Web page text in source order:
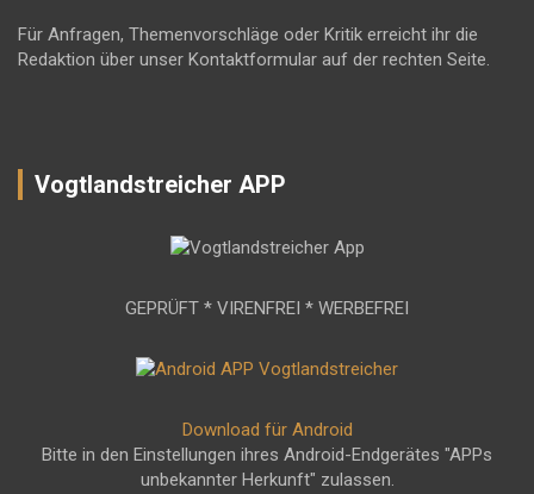
Für Anfragen, Themenvorschläge oder Kritik erreicht ihr die
Redaktion über unser Kontaktformular auf der rechten Seite.
Vogtlandstreicher APP
GEPRÜFT * VIRENFREI * WERBEFREI
Download für Android
Bitte in den Einstellungen ihres Android-Endgerätes "APPs
unbekannter Herkunft" zulassen.